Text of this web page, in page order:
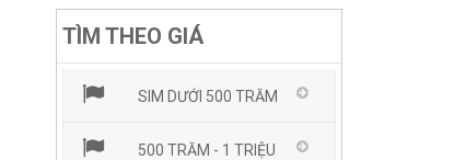
TÌM THEO GIÁ
SIM DƯỚI 500 TRĂM
500 TRĂM - 1 TRIỆU